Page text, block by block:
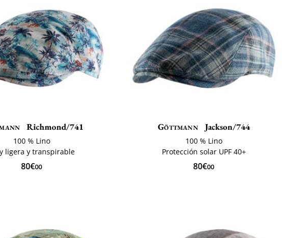
Richmond/741
100 % Lino
ligera y transpirable
80€00
Göttmann Jackson/744
100 % Lino
Protección solar UPF 40+
80€00